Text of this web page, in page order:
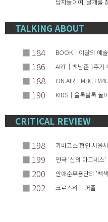
남자들이여, 날개를
TALKING ABOUT
■ 184 BOOK｜이달의 예
■ 186 ART｜백남준 1주기
■ 188 ON AIR｜MBC
■ 190 KIDS｜올록블록 놀
CRITICAL REVIEW
■ 198 카바코스 협연 서울
■ 199 연극 ‘신의 아그네스’
■ 200 안애순무용단의 ‘백
■ 202 크로스워드 퍼즐